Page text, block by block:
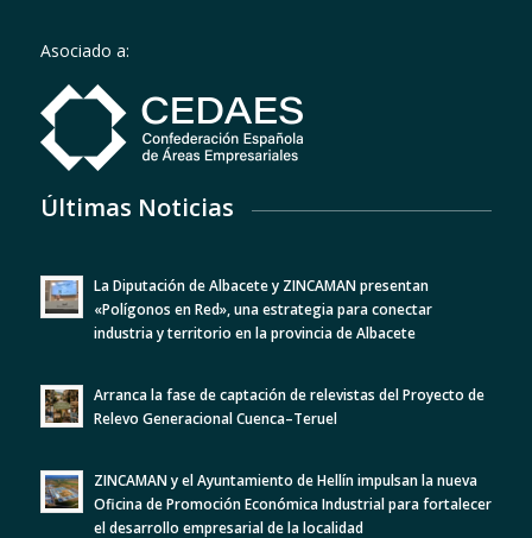
Asociado a:
Últimas Noticias
La Diputación de Albacete y ZINCAMAN presentan
«Polígonos en Red», una estrategia para conectar
industria y territorio en la provincia de Albacete
Arranca la fase de captación de relevistas del Proyecto de
Relevo Generacional Cuenca–Teruel
ZINCAMAN y el Ayuntamiento de Hellín impulsan la nueva
Oficina de Promoción Económica Industrial para fortalecer
el desarrollo empresarial de la localidad